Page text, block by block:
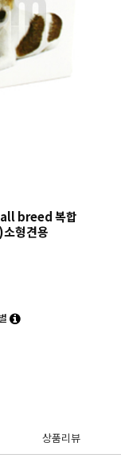
breed 복합
형견용
상품리뷰